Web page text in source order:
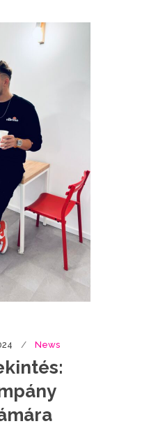
News